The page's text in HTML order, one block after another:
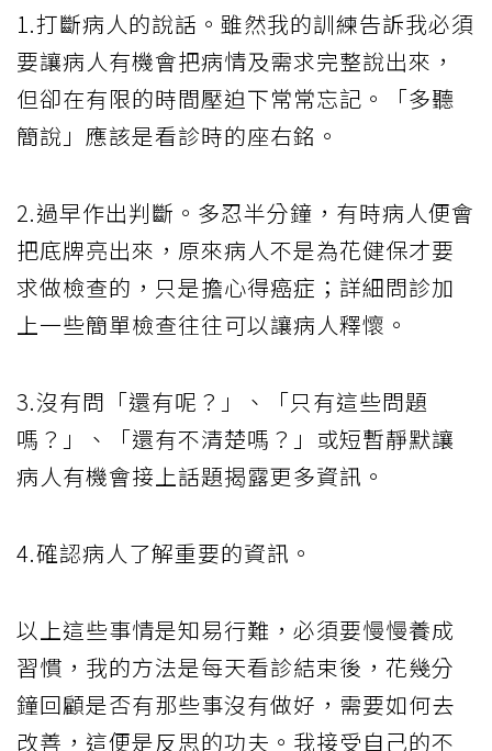
1.打斷病人的說話。雖然我的訓練告訴我必須
要讓病人有機會把病情及需求完整說出來，
但卻在有限的時間壓迫下常常忘記。「多聽
簡說」應該是看診時的座右銘。
2.過早作出判斷。多忍半分鐘，有時病人便會
把底牌亮出來，原來病人不是為花健保才要
求做檢查的，只是擔心得癌症；詳細問診加
上一些簡單檢查往往可以讓病人釋懷。
3.沒有問「還有呢？」、「只有這些問題
嗎？」、「還有不清楚嗎？」或短暫靜默讓
病人有機會接上話題揭露更多資訊。
4.確認病人了解重要的資訊。
以上這些事情是知易行難，必須要慢慢養成
習慣，我的方法是每天看診結束後，花幾分
鐘回顧是否有那些事沒有做好，需要如何去
改善，這便是反思的功夫。我接受自己的不